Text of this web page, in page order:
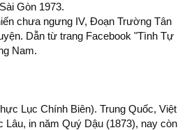
Gòn 1973.
chưa ngưng IV, Đoạn Trường Tân
Dẫn từ trang Facebook "Tình Tự
Nam.
Lục Chính Biên). Trung Quốc, Việt
Lâu, in năm Quý Dậu (1873), nay còn